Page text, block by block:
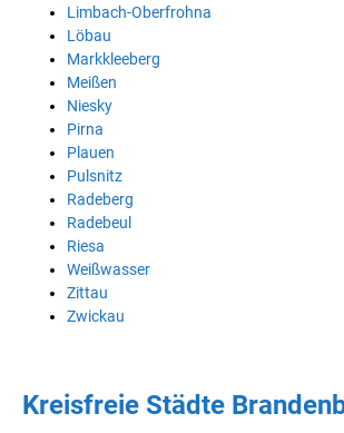
Limbach-Oberfrohna
Löbau
Markkleeberg
Meißen
Niesky
Pirna
Plauen
Pulsnitz
Radeberg
Radebeul
Riesa
Weißwasser
Zittau
Zwickau
Kreisfreie Städte